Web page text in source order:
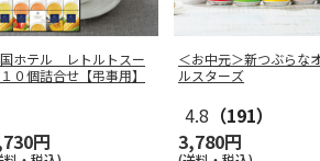
ホテル レトルトスー
０個詰合せ【弔事用】
円
＜お中元＞新つぶらな
ルスターズ
4.8 （191）
3,780円